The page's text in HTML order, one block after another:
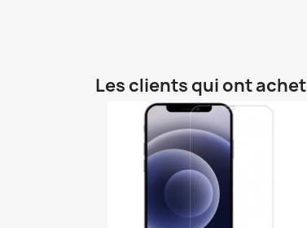
Les clients qui ont